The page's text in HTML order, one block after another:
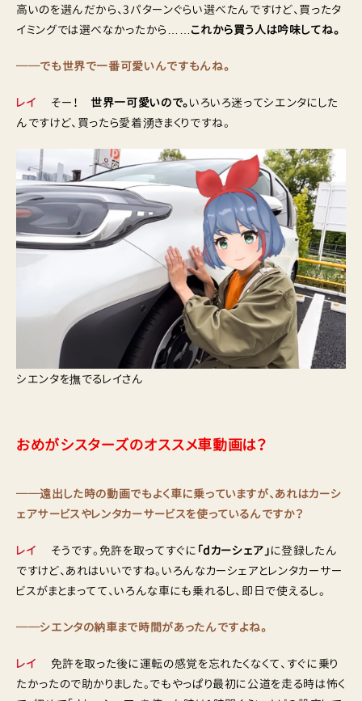
高いのを選んだから、3パターンぐらい選べたんですけど、買ったタ
イミングでは選べなかったから……これから買う人は吟味してね。
──でも世界で一番可愛いんですもんね。
レイ そー！ 世界一可愛いので。いろいろ迷ってシエンタにした
んですけど、買ったら愛着湧きまくりですね。
シエンタを撫でるレイさん
おめがシスターズのオススメ車動画は？
──遠出した時の動画でもよく車に乗っていますが、あれはカーシ
ェアサービスやレンタカーサービスを使っているんですか？
レイ そうです。免許を取ってすぐに 「dカーシェア」に登録したん
ですけど、あれはいいですね。いろんなカーシェアとレンタカーサー
ビスがまとまってて、いろんな車にも乗れるし、即日で使えるし。
──シエンタの納車まで時間があったんですよね。
レイ 免許を取った後に運転の感覚を忘れたくなくて、すぐに乗り
たかったので助かりました。でもやっぱり最初に公道を走る時は怖く